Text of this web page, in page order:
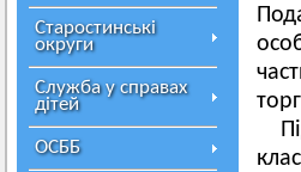
Старостинські
округи
Служба у справах
дітей
ОСББ